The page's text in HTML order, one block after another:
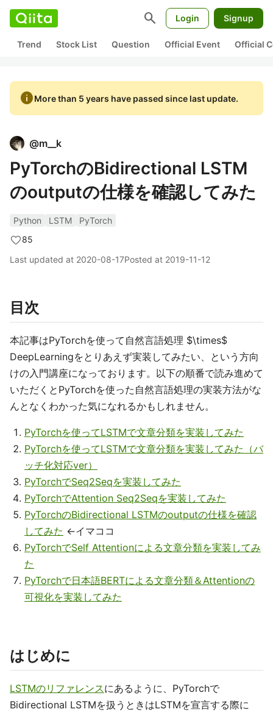
search Login Signup
Trend Stock List Question Official Event Official
infoMore than 5 years have passed since last update.
@m__k
PyTorchのBidirectional LSTM
のoutputの仕様を確認してみた
Python LSTM
PyTorch
85
Last updated at 2020-08-17Posted at 2019-11-12
目次
本記事はPyTorchを使って自然言語処理 $\times$
DeepLearningをとりあえず実装してみたい、という方向
けの入門講座になっております。以下の順番で読み進めて
いただくとPyTorchを使った自然言語処理の実装方法がな
んとなくわかった気になれるかもしれません。
PyTorchを使ってLSTMで文章分類を実装してみた
PyTorchを使ってLSTMで文章分類を実装してみた（バ
ッチ化対応ver）
PyTorchでSeq2Seqを実装してみた
PyTorchでAttention Seq2Seqを実装してみた
PyTorchのBidirectional LSTMのoutputの仕様を確認
してみた ←イマココ
PyTorchでSelf Attentionによる文章分類を実装してみ
た
PyTorchで日本語BERTによる文章分類＆Attentionの
可視化を実装してみた
はじめに
LSTMのリファレンスにあるように、PyTorchで
Bidirectional LSTMを扱うときはLSTMを宣言する際に